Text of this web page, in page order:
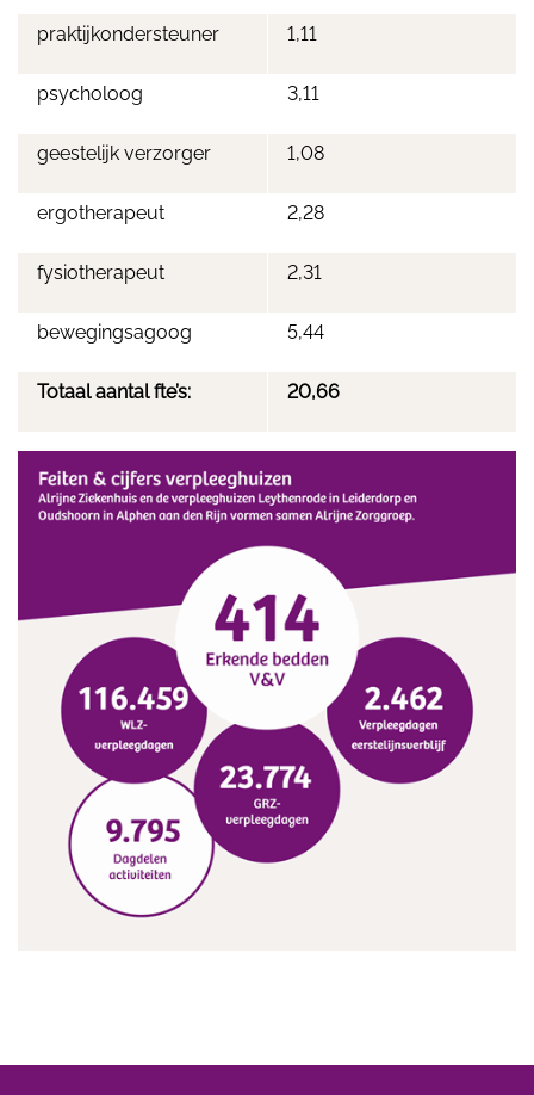
praktijkondersteuner 1,11
psycholoog 3,11
geestelijk verzorger 1,08
ergotherapeut 2,28
fysiotherapeut 2,31
bewegingsagoog 5,44
Totaal aantal fte’s: 20,66